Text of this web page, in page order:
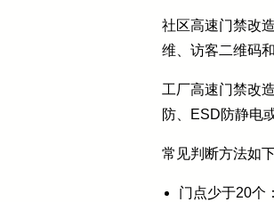
社区高速门禁改
维、访客二维码
工厂高速门禁改
防、ESD防静电
常见判断方法如下
门点少于20个